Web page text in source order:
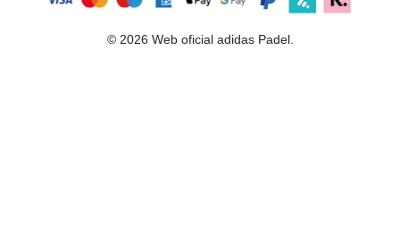
© 2026 Web oficial adidas Padel.